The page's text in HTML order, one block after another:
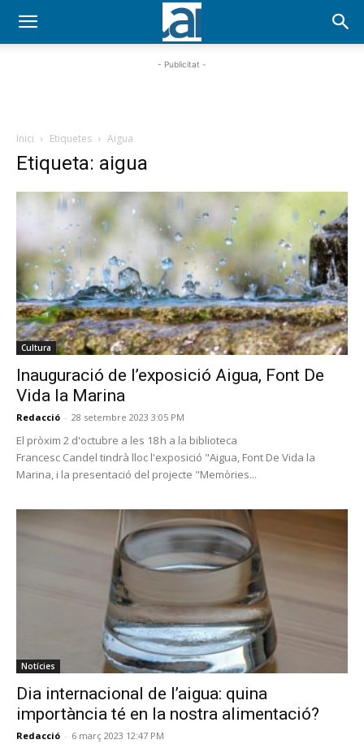
- Publicitat -
Inici Etiquetes Aigua
Etiqueta: aigua
Cultura
Inauguració de l’exposició Aigua, Font De
Vida la Marina
Redacció - 28 setembre 2023 3:05 PM
El pròxim 2 d'octubre a les 18 h a la biblioteca
Francesc Candel tindrà lloc l'exposició "Aigua, Font De Vida la
Marina, i la presentació del projecte "Memòries...
Notícies
Dia internacional de l’aigua: quina
importància té en la nostra alimentació?
Redacció - 6 març 2023 12:47 PM